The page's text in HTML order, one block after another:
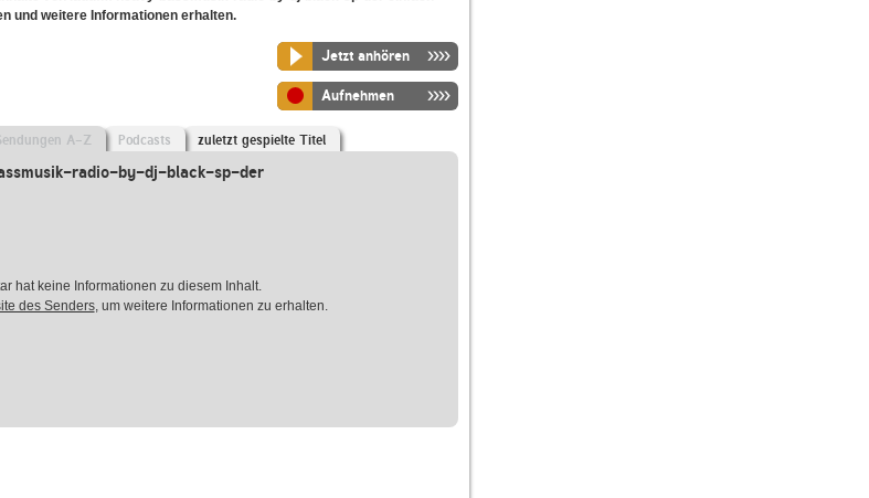
und weitere Informationen erhalten.
Jetzt anhören
Aufnehmen
A-Z Podcasts zuletzt gespielte Titel
radio-by-dj-black-sp-der
hat keine Informationen zu diesem Inhalt.
des Senders, um weitere Informationen zu erhalten.